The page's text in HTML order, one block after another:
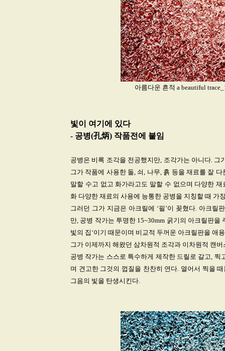
아름다운 흔적 a beautiful
빛이 여기에 있다
- 공병(孔炳) 작품전에 붙임
공병은 비록 조각을 전공했지만, 조각가는 아니다.
그가 작품에 사용한 돌, 쇠, 나무, 흙 등을 재료를 잘
말할 수고 없고 화가라고도 말할 수 없으며 다양한
화 다양한 재료의 사용에 능통한 공병을 지칭할 때 가
그러던 그가 지금은 아크릴에 ‘필’이 꽂혔다. 아크
만, 공병 작가는 투명한 15~30mm 굵기의 아크릴판
빛의 집‘이기 때문이며 비교적 두꺼운 아크릴판을 애
그가 이제까지 해왔던 삼차원적 조각과 이차원적 캔
공병 작가는 스스로 특수하게 제작한 드릴로 갈고,
며 견고한 그것의 껍질을 찬찬히 연다. 열어서 찍을
그음의 빛을 탄생시킨다.